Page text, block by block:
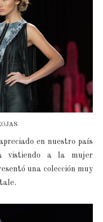
en nuestro país
vistiendo a la mujer
una colección muy